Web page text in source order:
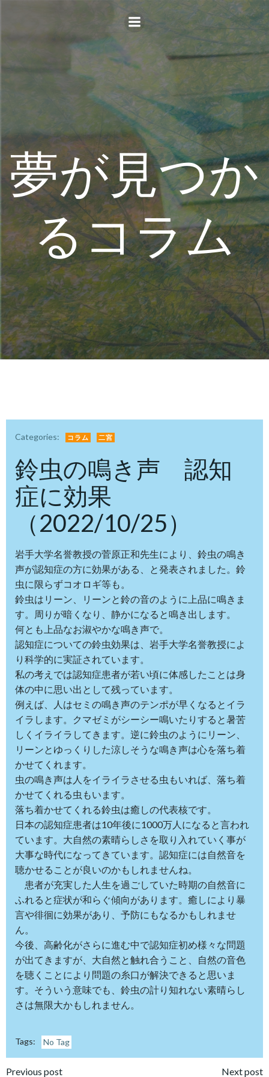
ン
テ
ツ
キ
ッ
プ
夢が見つか
るコラム
Categories: コラム 二宮
鈴虫の鳴き声 認知
症に効果
（2022/10/25）
岩手大学名誉教授の菅原正和先生により、鈴虫の鳴き
声が認知症の方に効果がある、と発表されました。鈴
虫に限らずコオロギ等も。
鈴虫はリーン、リーンと鈴の音のように上品に鳴きま
す。周りが暗くなり、静かになると鳴き出します。
何とも上品なお淑やかな鳴き声で。
認知症についての鈴虫効果は、岩手大学名誉教授によ
り科学的に実証されています。
私の考えでは認知症患者が若い頃に体感したことは身
体の中に思い出として残っています。
例えば、人はセミの鳴き声のテンポが早くなるとイラ
イラします。クマゼミがシーシー鳴いたりすると暑苦
しくイライラしてきます。逆に鈴虫のようにリーン、
リーンとゆっくりした涼しそうな鳴き声は心を落ち着
かせてくれます。
虫の鳴き声は人をイライラさせる虫もいれば、落ち着
かせてくれる虫もいます。
落ち着かせてくれる鈴虫は癒しの代表核です。
日本の認知症患者は10年後に1000万人になると言われ
ています。大自然の素晴らしさを取り入れていく事が
大事な時代になってきています。認知症には自然音を
聴かせることが良いのかもしれませんね。
患者が充実した人生を過ごしていた時期の自然音に
ふれると症状が和らぐ傾向があります。癒しにより暴
言や徘徊に効果があり、予防にもなるかもしれませ
ん。
今後、高齢化がさらに進む中で認知症初め様々な問題
が出てきますが、大自然と触れ合うこと、自然の音色
を聴くことにより問題の糸口が解決できると思いま
す。そういう意味でも、鈴虫の計り知れない素晴らし
さは無限大かもしれません。
Tags: No Tag
Previous post Next post